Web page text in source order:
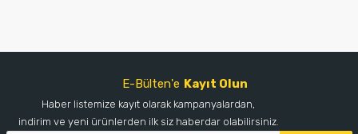
E-Bülten'e Kayıt Olun
Haber listemize kayıt olarak kampanyalardan,
indirim ve yeni ürünlerden ilk siz haberdar olabilirsiniz.